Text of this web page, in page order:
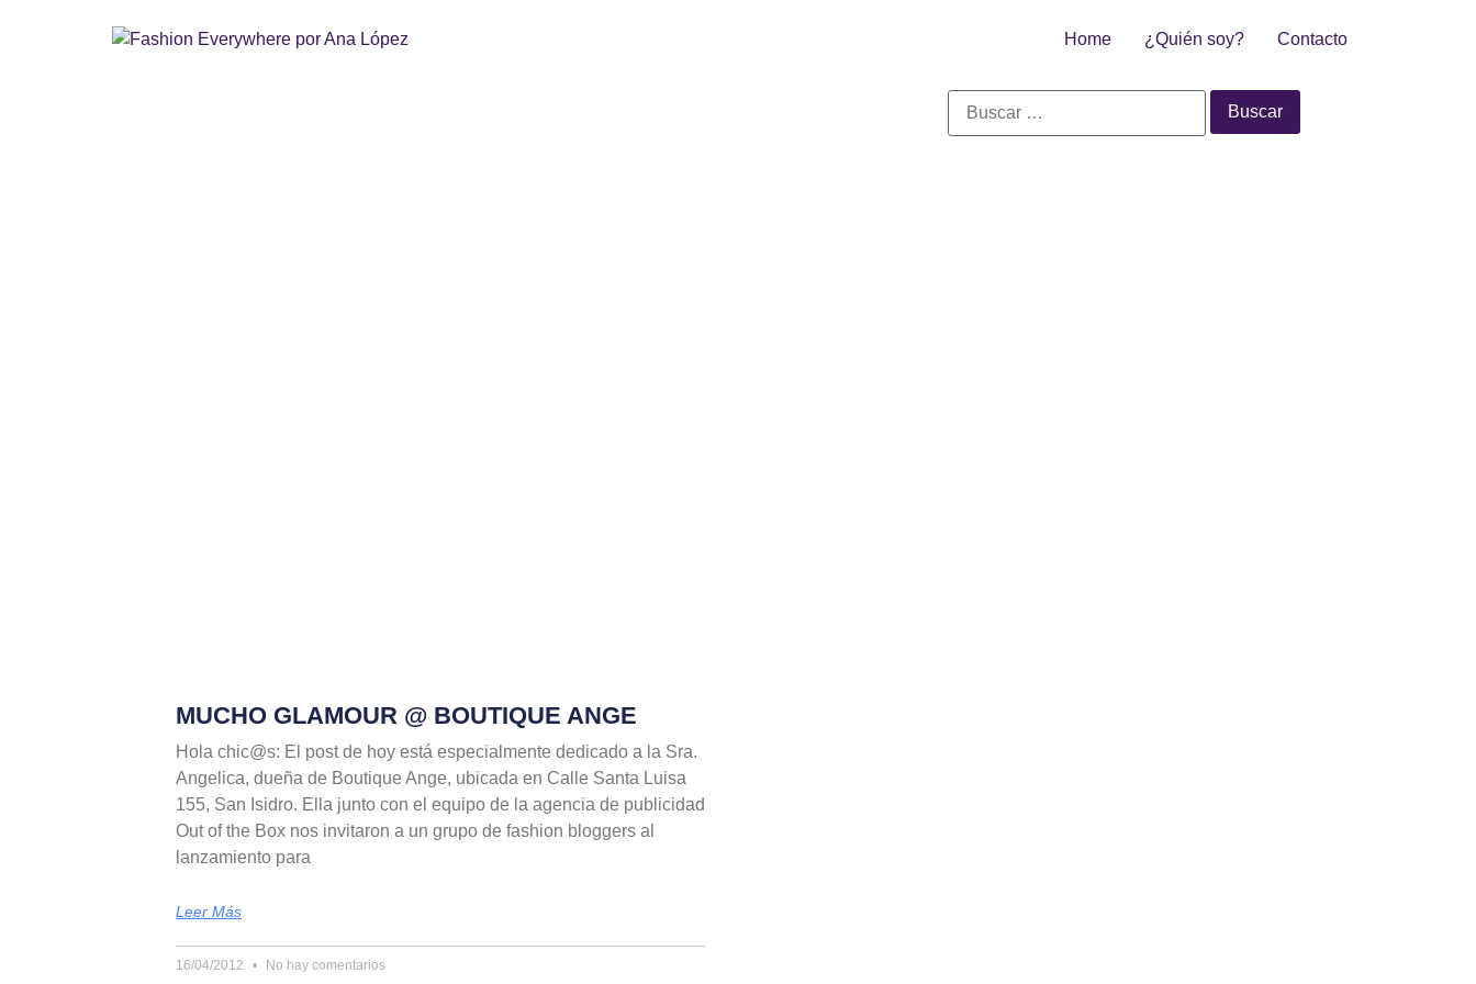
Home ¿Quién soy? Contacto
MUCHO GLAMOUR @ BOUTIQUE ANGE
Hola chic@s: El post de hoy está especialmente dedicado a la Sra.
Angelica, dueña de Boutique Ange, ubicada en Calle Santa Luisa
155, San Isidro. Ella junto con el equipo de la agencia de publicidad
Out of the Box nos invitaron a un grupo de fashion bloggers al
lanzamiento para
Leer Más
16/04/2012 No hay comentarios